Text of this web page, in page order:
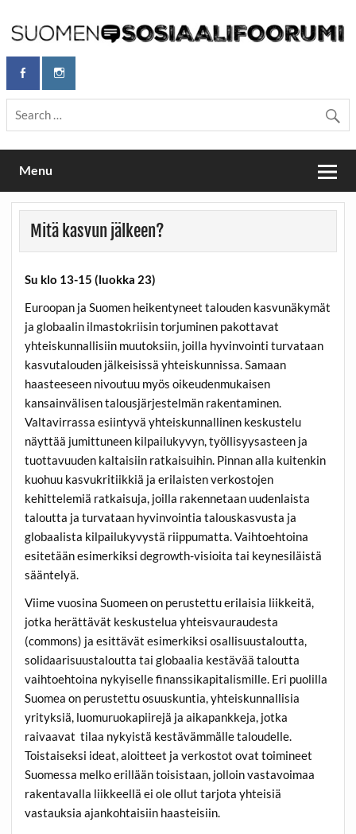
content
Maailmanparannuspäivät / Suomen
sosiaalifoorumi
Maailmanparannuspäivät Lapinlahden Lähteellä, Helsingissä
26.–27.9.2026
Menu
Mitä kasvun jälkeen?
Su klo 13-15 (luokka 23)
Euroopan ja Suomen heikentyneet talouden kasvunäkymät
ja globaalin ilmastokriisin torjuminen pakottavat
yhteiskunnallisiin muutoksiin, joilla hyvinvointi turvataan
kasvutalouden jälkeisissä yhteiskunnissa. Samaan
haasteeseen nivoutuu myös oikeudenmukaisen
kansainvälisen talousjärjestelmän rakentaminen.
Valtavirrassa esiintyvä yhteiskunnallinen keskustelu
näyttää jumittuneen kilpailukyvyn, työllisyysasteen ja
tuottavuuden kaltaisiin ratkaisuihin. Pinnan alla kuitenkin
kuohuu kasvukritiikkiä ja erilaisten verkostojen
kehittelemiä ratkaisuja, joilla rakennetaan uudenlaista
taloutta ja turvataan hyvinvointia talouskasvusta ja
globaalista kilpailukyvystä riippumatta. Vaihtoehtoina
esitetään esimerkiksi degrowth-visioita tai keynesiläistä
sääntelyä.
Viime vuosina Suomeen on perustettu erilaisia liikkeitä,
jotka herättävät keskustelua yhteisvauraudesta
(commons) ja esittävät esimerkiksi osallisuustaloutta,
solidaarisuustaloutta tai globaalia kestävää taloutta
vaihtoehtoina nykyiselle finanssikapitalismille. Eri puolilla
Suomea on perustettu osuuskuntia, yhteiskunnallisia
yrityksiä, luomuruokapiirejä ja aikapankkeja, jotka
raivaavat tilaa nykyistä kestävämmälle taloudelle.
Toistaiseksi ideat, aloitteet ja verkostot ovat toimineet
Suomessa melko erillään toisistaan, jolloin vastavoimaa
rakentavalla liikkeellä ei ole ollut tarjota yhteisiä
vastauksia ajankohtaisiin haasteisiin.